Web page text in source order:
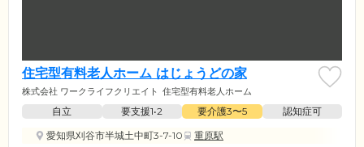
住宅型有料老人ホーム はじょうどの家
株式会社 ワークライフクリエイト 住宅型有料老人ホーム
自立 要支援1•2 要介護3〜5
認知症可
愛知県刈谷市半城土中町3-7-10
重原駅